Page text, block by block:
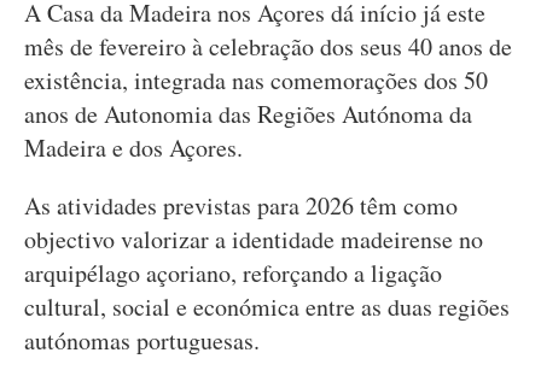
A Casa da Madeira nos Açores dá início já este
mês de fevereiro à celebração dos seus 40 anos de
existência, integrada nas comemorações dos 50
anos de Autonomia das Regiões Autónoma da
Madeira e dos Açores.
As atividades previstas para 2026 têm como
objectivo valorizar a identidade madeirense no
arquipélago açoriano, reforçando a ligação
cultural, social e económica entre as duas regiões
autónomas portuguesas.